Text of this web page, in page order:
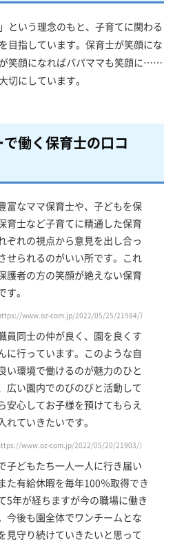
という理念のもと、子育てに関わる
目指しています。保育士が笑顔にな
笑顔になればパパママも笑顔に……
切にしています。
働く保育士の口コ
富なママ保育士や、子どもを保
育士など子育てに精通した保育
ぞれの視点から意見を出し合っ
せられるのがいい所です。これ
護者の方の笑顔が絶えない保育
。
www.oz-com.jp/2022/05/25/21984/）
員同士の仲が良く、園を良くす
に行っています。このような自
い環境で働けるのが魅力のひと
広い園内でのびのびと活動して
安心してお子様を預けてもらえ
ていきたいです。
www.oz-com.jp/2022/05/20/21903/）
子どもたち一人一人に行き届い
た有給休暇を毎年100％取得でき
5年が経ちますが今の職場に働き
今後も園全体でワンチームとな
見守り続けていきたいと思って